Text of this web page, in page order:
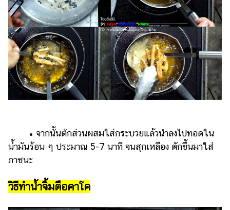
• จากนั้นตักส่วนผสมใส่กระบวยแล้วนำลงไปทอดใน
น้ำมันร้อน ๆ ประมาณ 5-7 นาที จนสุกเหลือง ตักขึ้นมาใส่
ภาชนะ
วิธีทำน้ำจิ้มตือคาโค